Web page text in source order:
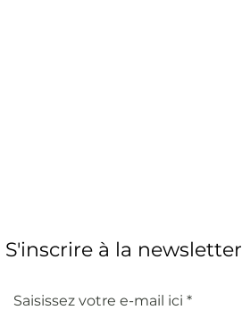
S'inscrire à la newsletter
Saisissez votre e-mail ici